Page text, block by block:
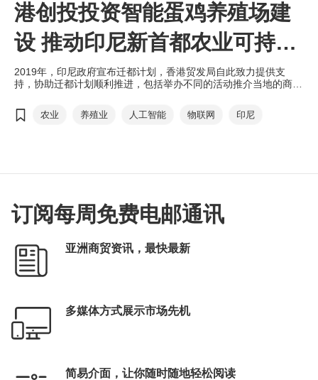
港创投投资智能蛋鸡养殖场建
设 推动印尼新首都农业可持续
发展
2019年，印尼政府宣布迁都计划，香港贸发局自此致力提供支
持，协助迁都计划顺利推进，包括举办不同的活动推介当地的商贸
在去年9月举行的“一带一路高峰论坛”上，印尼国营企业与香港科
技创投及深圳农业科技初创，就投资智能蛋鸡养殖场项目签署谅解
农业 养殖业 人工智能 物联网 印尼
订阅每周免费电邮通讯
亚洲商贸资讯，最快最新
多媒体方式展示市场先机
简易介面，让你随时随地轻松阅读